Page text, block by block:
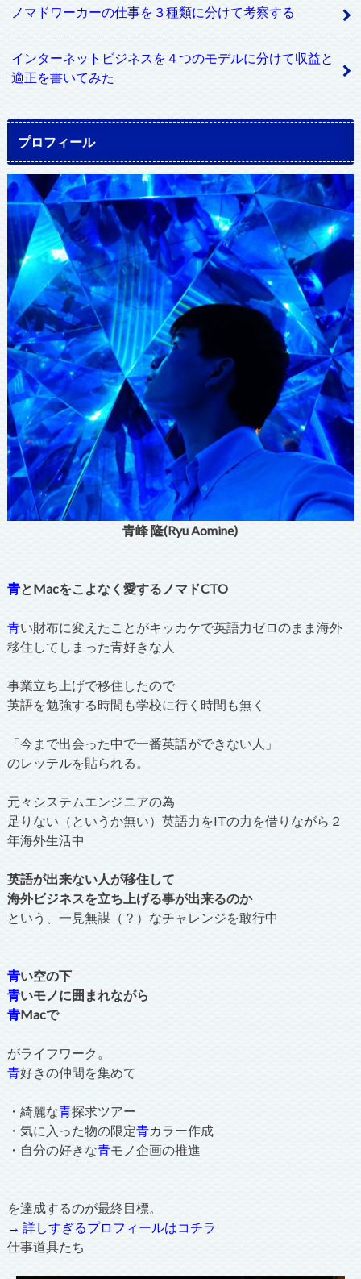
ノマドワーカーの仕事を３種類に分けて考察する
インターネットビジネスを４つのモデルに分けて収益と
適正を書いてみた
プロフィール
青峰 隆(Ryu Aomine)
青とMacをこよなく愛するノマドCTO
青い財布に変えたことがキッカケで英語力ゼロのまま海外
移住してしまった青好きな人
事業立ち上げで移住したので
英語を勉強する時間も学校に行く時間も無く
「今まで出会った中で一番英語ができない人」
のレッテルを貼られる。
元々システムエンジニアの為
足りない（というか無い）英語力をITの力を借りながら２
年海外生活中
英語が出来ない人が移住して
海外ビジネスを立ち上げる事が出来るのか
という、一見無謀（？）なチャレンジを敢行中
青い空の下
青いモノに囲まれながら
青Macで
がライフワーク。
青好きの仲間を集めて
・綺麗な青探求ツアー
・気に入った物の限定青カラー作成
・自分の好きな青モノ企画の推進
を達成するのが最終目標。
→ 詳しすぎるプロフィールはコチラ
仕事道具たち